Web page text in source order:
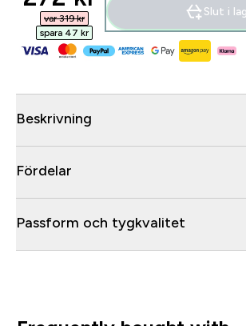
var 319 kr‎
spara 47 kr‎
Slut i
Beskrivning
Fördelar
Passform och tygkvalitet